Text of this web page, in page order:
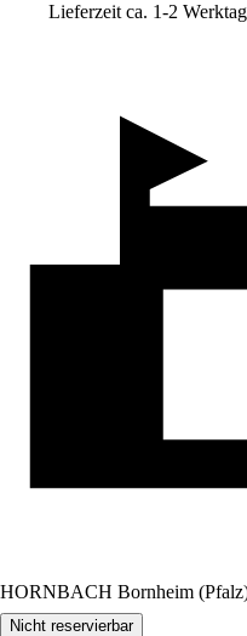
Lieferzeit ca. 1-2
HORNBACH Bornheim
Nicht reservierbar